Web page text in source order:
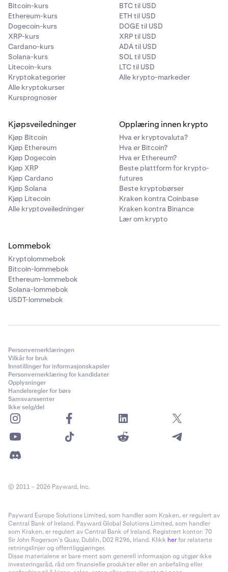
Bitcoin-kurs
Ethereum-kurs
Dogecoin-kurs
XRP-kurs
Cardano-kurs
Solana-kurs
Litecoin-kurs
Kryptokategorier
Alle kryptokurser
Kursprognoser
BTC til USD
ETH til USD
DOGE til USD
XRP til USD
ADA til USD
SOL til USD
LTC til USD
Alle krypto-markeder
Kjøpsveiledninger
Kjøp Bitcoin
Kjøp Ethereum
Kjøp Dogecoin
Kjøp XRP
Kjøp Cardano
Kjøp Solana
Kjøp Litecoin
Alle kryptoveiledninger
Opplæring innen krypto
Hva er kryptovaluta?
Hva er Bitcoin?
Hva er Ethereum?
Beste plattform for krypto-
futures
Beste kryptobørser
Kraken kontra Coinbase
Kraken kontra Binance
Lær om krypto
Lommebok
Kryptolommebok
Bitcoin-lommebok
Ethereum-lommebok
Solana-lommebok
USDT-lommebok
Personvernerklæringen
Vilkår for bruk
Innstillinger for informasjonskapsler
Personvernerklæring for kandidater
Opplysninger
Handelsregler for børs
Samsvarssenter
Ikke selg/del
© 2011 – 2026 Payward, Inc.
Payward Europe Solutions Limited, som handler som Kraken, er regulert av
Central Bank of Ireland. Payward Global Solutions Limited, som handler
som Kraken, er regulert av Central Bank of Ireland. Registrert kontor: 70
Sir John Rogerson’s Quay, Dublin, D02 R296, Irland. Klikk herfor relaterte
retningslinjer og offentliggjøringer.
Disse materialene er bare ment som generell informasjon og utgjør ikke
investeringsråd, råd om finansielle produkter eller en anbefaling eller